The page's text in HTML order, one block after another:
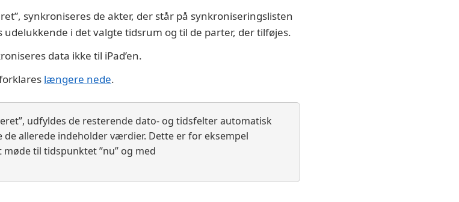
synkroniseres de akter, der står på synkroniseringslisten
udelukkende i det valgte tidsrum og til de parter, der tilføjes.
data ikke til iPad’en.
længere nede.
udfyldes de resterende dato- og tidsfelter automatisk
allerede indeholder værdier. Dette er for eksempel
til tidspunktet ”nu” og med